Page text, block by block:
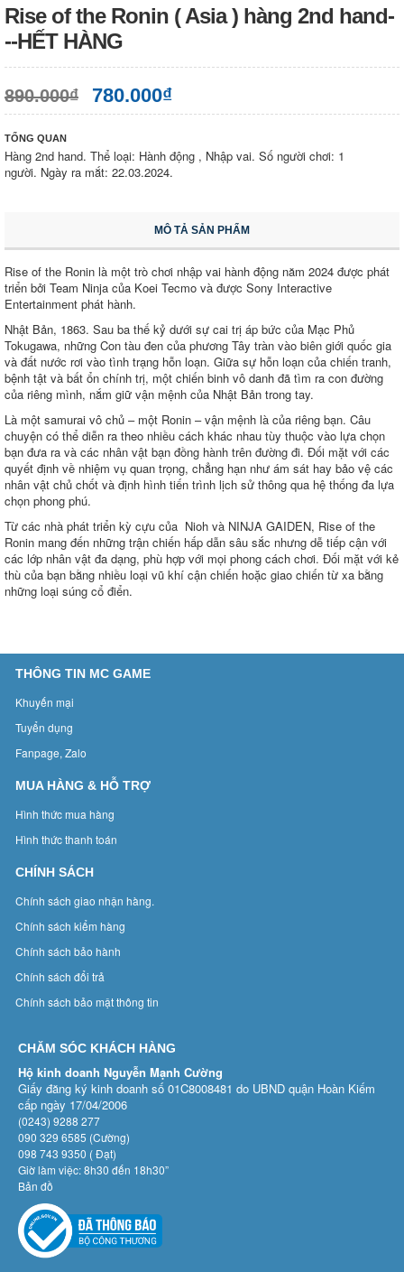
Rise of the Ronin ( Asia ) hàng 2nd hand-
--HẾT HÀNG
890.000₫ 780.000₫
TỔNG QUAN
Hàng 2nd hand. Thể loại: Hành động , Nhập vai. Số người chơi: 1
người. Ngày ra mắt: 22.03.2024.
MÔ TẢ SẢN PHẨM
Rise of the Ronin là một trò chơi nhập vai hành động năm 2024 được phát
triển bởi Team Ninja của Koei Tecmo và được Sony Interactive
Entertainment phát hành.
Nhật Bản, 1863. Sau ba thế kỷ dưới sự cai trị áp bức của Mạc Phủ
Tokugawa, những Con tàu đen của phương Tây tràn vào biên giới quốc gia
và đất nước rơi vào tình trạng hỗn loạn. Giữa sự hỗn loạn của chiến tranh,
bệnh tật và bất ổn chính trị, một chiến binh vô danh đã tìm ra con đường
của riêng mình, nắm giữ vận mệnh của Nhật Bản trong tay.
Là một samurai vô chủ – một Ronin – vận mệnh là của riêng bạn. Câu
chuyện có thể diễn ra theo nhiều cách khác nhau tùy thuộc vào lựa chọn
bạn đưa ra và các nhân vật bạn đồng hành trên đường đi. Đối mặt với các
quyết định về nhiệm vụ quan trọng, chẳng hạn như ám sát hay bảo vệ các
nhân vật chủ chốt và định hình tiến trình lịch sử thông qua hệ thống đa lựa
chọn phong phú.
Từ các nhà phát triển kỳ cựu của Nioh và NINJA GAIDEN, Rise of the
Ronin mang đến những trận chiến hấp dẫn sâu sắc nhưng dễ tiếp cận với
các lớp nhân vật đa dạng, phù hợp với mọi phong cách chơi. Đối mặt với kẻ
thù của bạn bằng nhiều loại vũ khí cận chiến hoặc giao chiến từ xa bằng
những loại súng cổ điển.
THÔNG TIN MC GAME
Khuyến mại
Tuyển dụng
Fanpage, Zalo
MUA HÀNG & HỖ TRỢ
Hình thức mua hàng
Hình thức thanh toán
CHÍNH SÁCH
Chính sách giao nhận hàng.
Chính sách kiểm hàng
Chính sách bảo hành
Chính sách đổi trả
Chính sách bảo mật thông tin
CHĂM SÓC KHÁCH HÀNG
Hộ kinh doanh Nguyễn Mạnh Cường
Giấy đăng ký kinh doanh số 01C8008481 do UBND quận Hoàn Kiếm
cấp ngày 17/04/2006
(0243) 9288 277
090 329 6585 (Cường)
098 743 9350 ( Đạt)
Giờ làm việc: 8h30 đến 18h30”
Bản đồ